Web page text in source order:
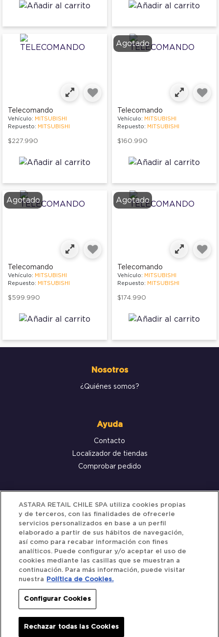
Telecomando
Vehículo: MITSUBISHI
Repuesto: MITSUBISHI
$227.990
Agotado
Telecomando
Vehículo: MITSUBISHI
Repuesto: MITSUBISHI
$160.990
Agotado
Telecomando
Vehículo: MITSUBISHI
Repuesto: MITSUBISHI
$599.990
Agotado
Telecomando
Vehículo: MITSUBISHI
Repuesto: MITSUBISHI
$174.990
Nosotros
¿Quiénes somos?
Ayuda
Contacto
Localizador de tiendas
Comprobar pedido
Servicio al cliente
Términos y Condiciones
Política de privacidad
Política de Cookies
Siguenos
Redes Sociales
ASTARA RETAIL CHILE SPA utiliza cookies propias
y de terceros, con las finalidades de ofrecerle
servicios personalizados en base a un perfil
elaborado a partir de sus hábitos de navegación,
así como para recabar información con fines
analíticos. Puede configurar y/o aceptar el uso de
cookies mediante las casillas que se muestran a
continuación. Para más información, puede visitar
nuestra
Política de Cookies.
Configurar Cookies
Rechazar todas las Cookies